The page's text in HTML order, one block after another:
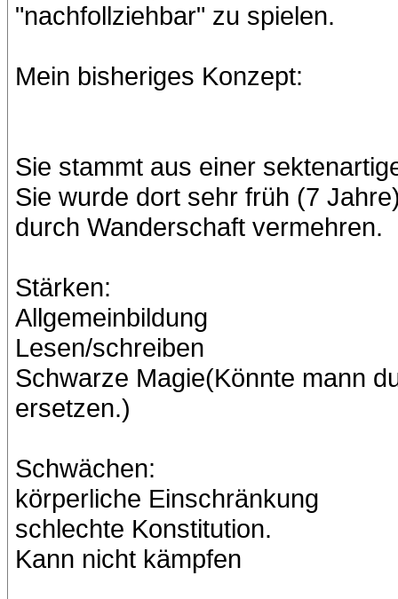
"nachfollziehbar" zu spielen.
Mein bisheriges Konzept:
Sie stammt aus einer
Sie wurde dort sehr früh (7
durch Wanderschaft vermehren.
Stärken:
Allgemeinbildung
Lesen/schreiben
Schwarze Magie(Könnte mann
ersetzen.)
Schwächen:
körperliche Einschränkung
schlechte Konstitution.
Kann nicht kämpfen